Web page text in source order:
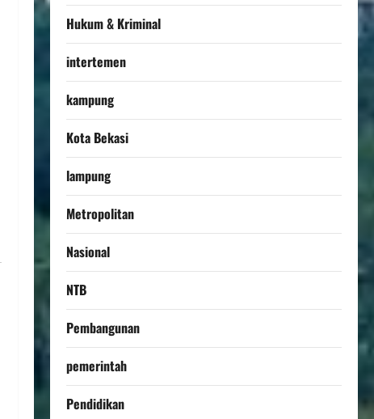
Hukum & Kriminal
intertemen
kampung
Kota Bekasi
lampung
Metropolitan
Nasional
NTB
Pembangunan
pemerintah
Pendidikan